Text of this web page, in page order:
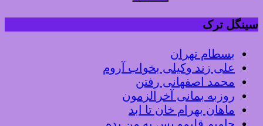
سینگل ترک
بسطام تهران
علی زند وکیلی بخواب آروم
محمد اصفهانی رفتن
روزبه بمانی آخرالزمون
ماهان بهرام خان تا ابد